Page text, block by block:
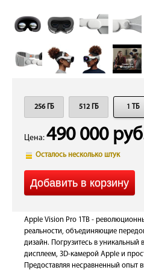
256 ГБ 512 ГБ 1 ТБ
Цена: 490 000
Осталось несколько штук
Apple Vision Pro 1TB -
реальности, объединяющие
дизайн. Погрузитесь в уникальный
дисплеем, 3D-камерой Apple и
Предоставляя несравненный опыт